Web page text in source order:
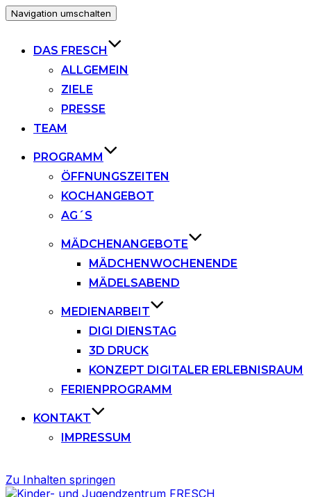
Navigation umschalten
DAS FRESCH
ALLGEMEIN
ZIELE
PRESSE
TEAM
PROGRAMM
ÖFFNUNGSZEITEN
KOCHANGEBOT
AG´S
MÄDCHENANGEBOTE
MÄDCHENWOCHENENDE
MÄDELSABEND
MEDIENARBEIT
DIGI DIENSTAG
3D DRUCK
KONZEPT DIGITALER ERLEBNISRAUM
FERIENPROGRAMM
KONTAKT
IMPRESSUM
Zu Inhalten springen